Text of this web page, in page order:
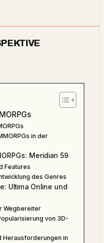
in der
Meridian 59
Features
des Genres
Ultima Online und
Wegbereiter
von 3D-
Herausforderungen in